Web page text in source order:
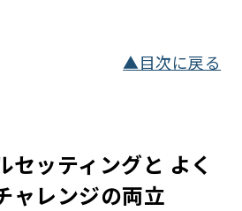
▲目次に戻る
セッティングと よく
ャレンジの両立